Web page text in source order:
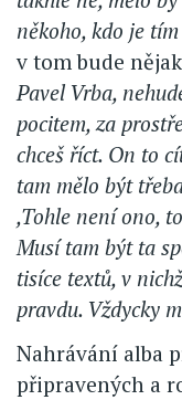
někoho, kdo je
v tom bude
Pavel Vrba,
pocitem, za
chceš říct. On to
tam mělo být
,Tohle není ono,
Musí tam být ta
tisíce textů, v
pravdu. Vždycky
Nahrávání alba
připravených a